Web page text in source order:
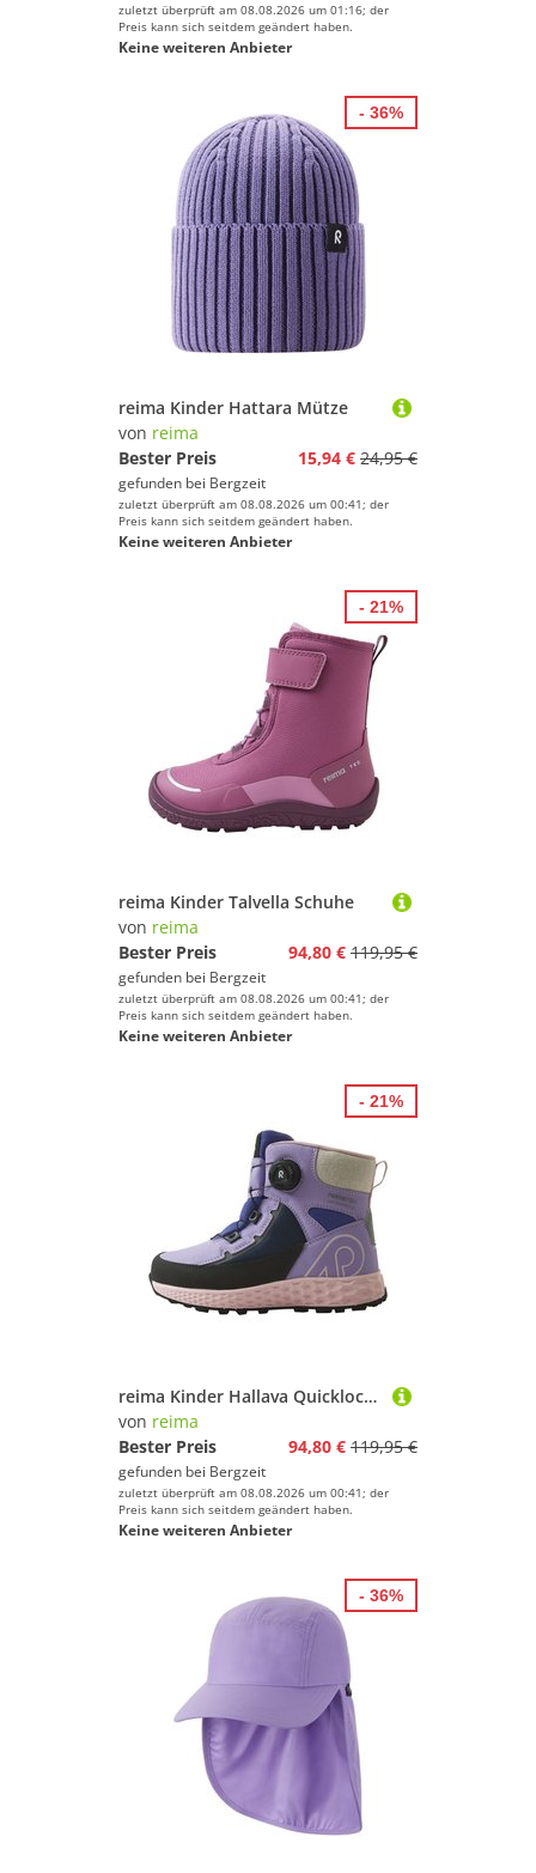
zuletzt überprüft am 08.08.2026 um 01:16; der
Preis kann sich seitdem geändert haben.
Keine weiteren Anbieter
reima Kinder Hattara Mütze
von reima
Bester Preis
15,94 € 24,95 €
gefunden bei Bergzeit
zuletzt überprüft am 08.08.2026 um 00:41; der
Preis kann sich seitdem geändert haben.
Keine weiteren Anbieter
- 36%
reima Kinder Talvella Schuhe
von reima
Bester Preis
94,80 € 119,95 €
gefunden bei Bergzeit
zuletzt überprüft am 08.08.2026 um 00:41; der
Preis kann sich seitdem geändert haben.
Keine weiteren Anbieter
- 21%
reima Kinder Hallava Quicklock Schuhe
von reima
Bester Preis
94,80 € 119,95 €
gefunden bei Bergzeit
zuletzt überprüft am 08.08.2026 um 00:41; der
Preis kann sich seitdem geändert haben.
Keine weiteren Anbieter
- 21%
- 36%